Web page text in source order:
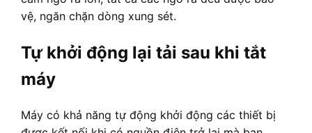
vệ, ngăn chặn dòng xung sét.
Tự khởi động lại tải sau khi tắt
máy
Máy có khả năng tự động khởi động các thiết bị